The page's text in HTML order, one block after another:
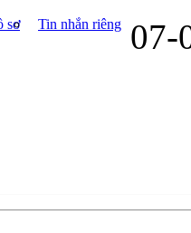
sơ
Tin nhắn riêng 07-